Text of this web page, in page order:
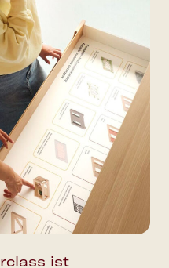
ist